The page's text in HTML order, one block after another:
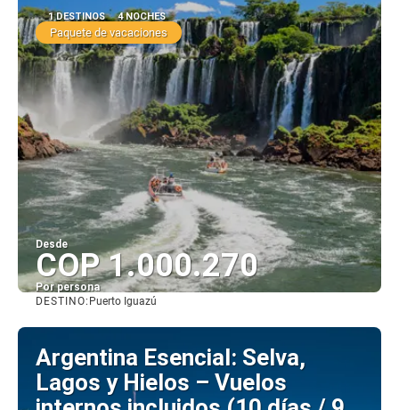
1 DESTINOS 4 NOCHES
Paquete de vacaciones
Desde
COP 1.000.270
Por persona
DESTINO: Puerto Iguazú
Argentina Esencial: Selva,
Lagos y Hielos – Vuelos